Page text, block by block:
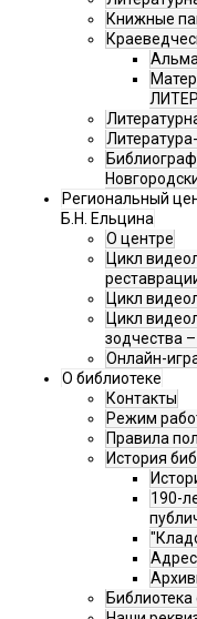
Книжные
Региональный
Б.Н. Ельцина
О центре
Цикл
Цикл
Цикл
зодчества
Онлайн-
О библиотеке
Контакты
Режим
Правила
История
190-
Библиотека